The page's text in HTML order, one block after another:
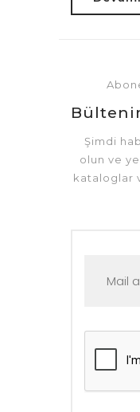
Şimdi
olun ve
kataloglar